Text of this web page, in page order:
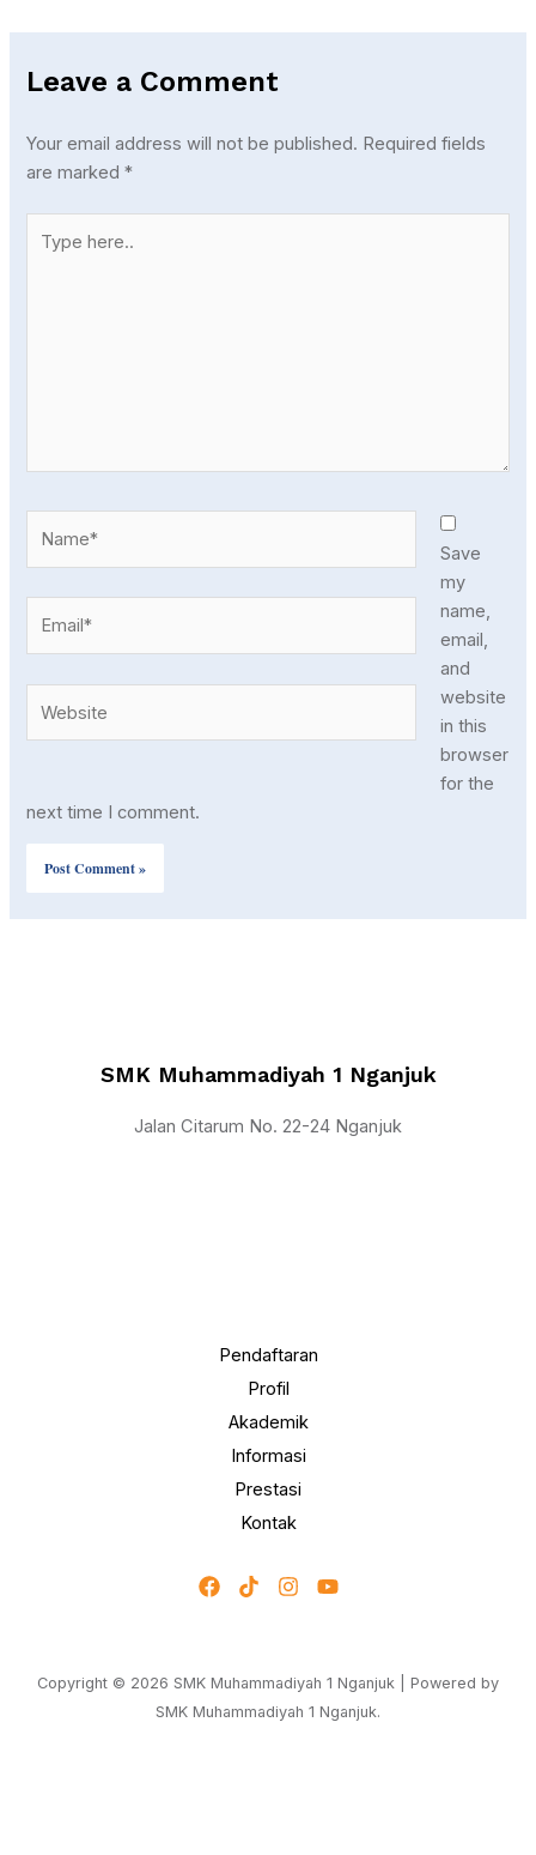
Leave a Comment
Your email address will not be published. Required fields
are marked*
here..
Save
my
name,
email,
and
website
in this
browser
for the
next time I comment.
SMK Muhammadiyah 1 Nganjuk
Jalan Citarum No. 22-24 Nganjuk
Pendaftaran
Profil
Akademik
Informasi
Prestasi
Kontak
Copyright © 2026 SMK Muhammadiyah 1 Nganjuk | Powered by
SMK Muhammadiyah 1 Nganjuk.